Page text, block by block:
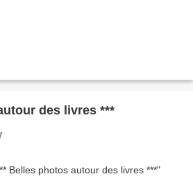
des livres ***